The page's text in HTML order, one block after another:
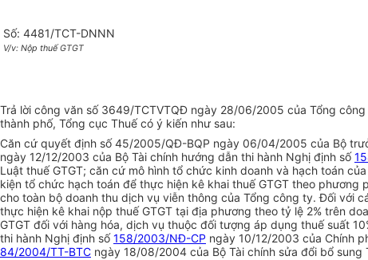
Số: 4481/TCT-DNNN
V/v: Nộp thuế GTGT
Trả lời công văn số 3649/TCTVTQĐ ngày 28/06/2005 của Tổng
thành phố, Tổng cục Thuế có ý kiến như sau:
Căn cứ quyết định số 45/2005/QĐ-BQP ngày 06/04/2005 của Bộ
ngày 12/12/2003 của Bộ Tài chính hướng dẫn thi hành Nghị định số
Luật thuế GTGT; căn cứ mô hình tổ chức kinh doanh và hạch toán
kiện tổ chức hạch toán để thực hiện kê khai thuế GTGT theo
cho toàn bộ doanh thu dịch vụ viễn thông của Tổng công ty. Đối với
thực hiện kê khai nộp thuế GTGT tại địa phương theo tỷ lệ 2% trên
GTGT đối với hàng hóa, dịch vụ thuộc đối tượng áp dụng thuế suất
thi hành Nghị định số158/2003/NĐ-CP ngày 10/12/2003 của Chính
84/2004/TT-BTC ngày 18/08/2004 của Bộ Tài chính sửa đổi bổ sung